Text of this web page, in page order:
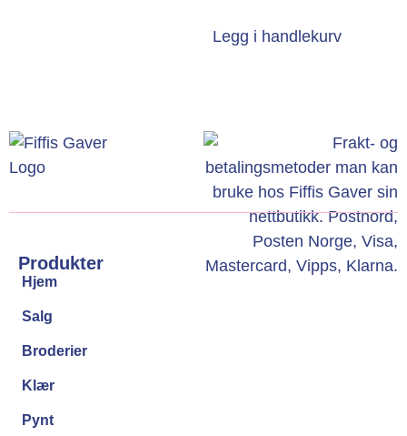
Legg i handlekurv
Produkter
Hjem
Salg
Broderier
Klær
Pynt